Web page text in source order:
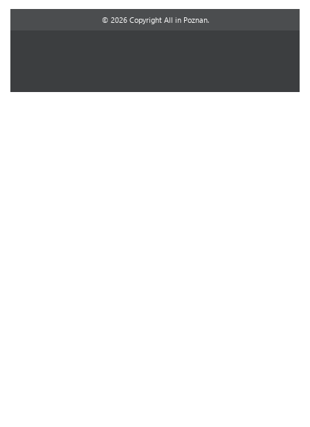
© 2026 Copyright All in Poznan.